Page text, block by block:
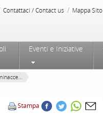
Contattaci / Contact us / Mappa Sito
Eventi e Iniziative
Stampa